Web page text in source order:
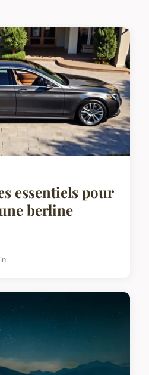
essentiels pour
berline